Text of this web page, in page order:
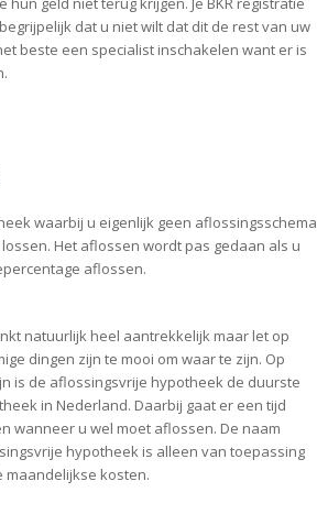
dat u niet wilt dat dit de rest van uw
beste een specialist inschakelen want er is
waarbij u eigenlijk geen aflossingsschema
Het aflossen wordt pas gedaan als u
aflossen.
natuurlijk heel aantrekkelijk maar let op
dingen zijn te mooi om waar te zijn. Op
is de aflossingsvrije hypotheek de duurste
in Nederland. Daarbij gaat er een tijd
wanneer u wel moet aflossen. De naam
hypotheek is alleen van toepassing
maandelijkse kosten.